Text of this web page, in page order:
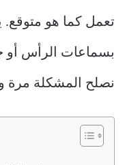
تعمل كما هو
نصلح المشكلة مرة